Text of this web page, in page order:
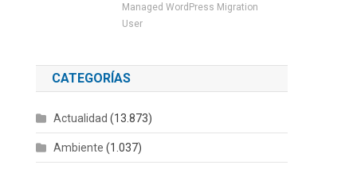
Managed WordPress Migration
User
CATEGORÍAS
Actualidad (13.873)
Ambiente (1.037)